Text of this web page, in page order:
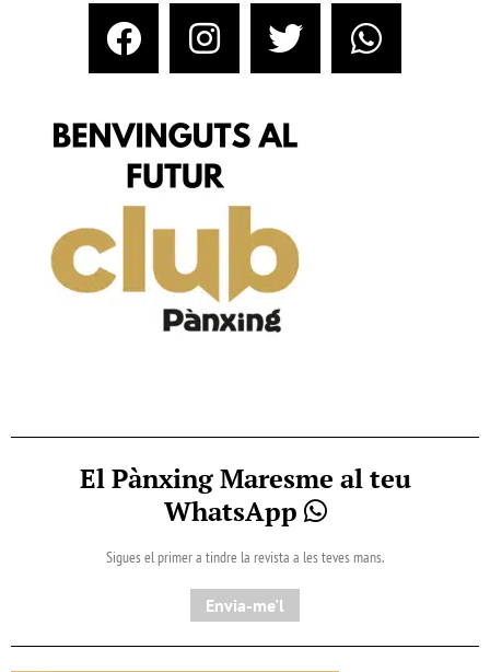
El Pànxing Maresme al teu
WhatsApp
Sigues el primer a tindre la revista a les teves mans.
Envia-me'l